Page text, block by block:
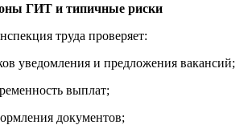
ГИТ и типичные риски
труда проверяет:
уведомления и предложения вакансий;
выплат;
документов;